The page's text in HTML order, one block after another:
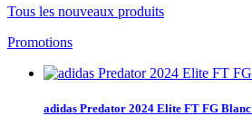
Tous les nouveaux produits
Promotions
adidas Predator 2024 Elite FT FG